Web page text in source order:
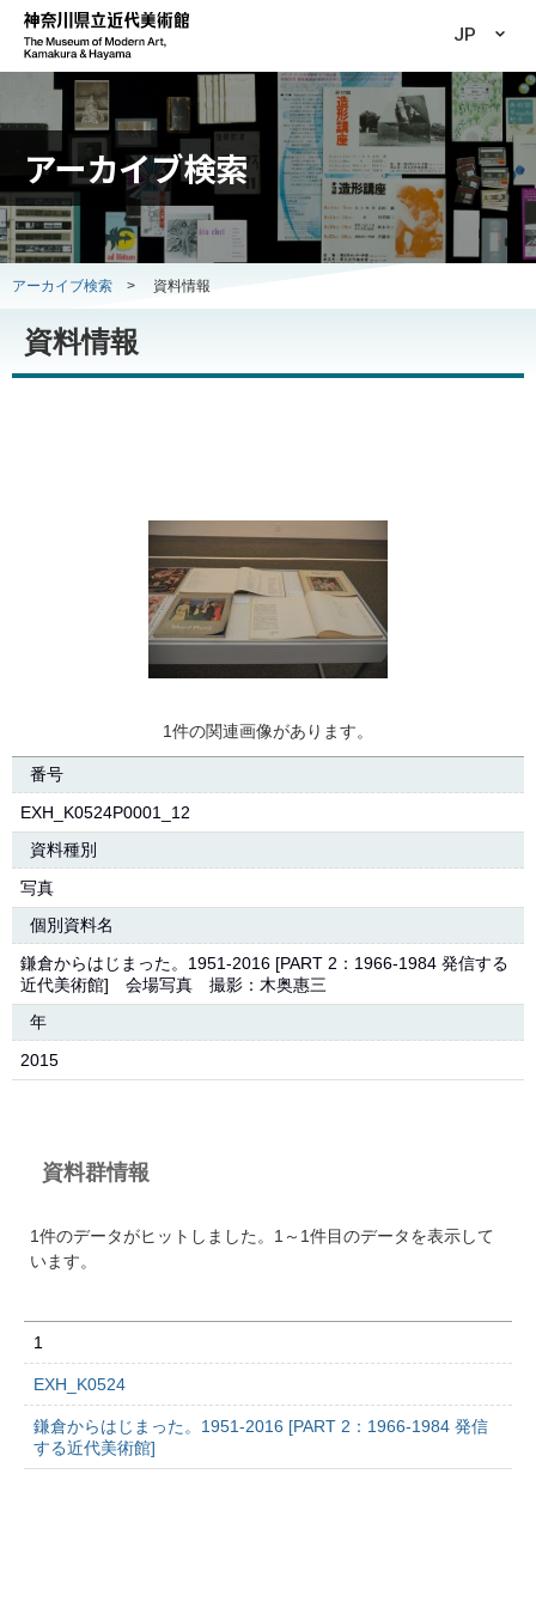
JP
アーカイブ検索
アーカイブ検索 > 資料情報
資料情報
1件の関連画像があります。
番号
EXH_K0524P0001_12
資料種別
写真
個別資料名
鎌倉からはじまった。1951-2016 [PART 2：1966-1984 発信する
近代美術館] 会場写真 撮影：木奥惠三
年
2015
資料群情報
1件のデータがヒットしました。1～1件目のデータを表示して
います。
1
EXH_K0524
鎌倉からはじまった。1951-2016 [PART 2：1966-1984 発信
する近代美術館]